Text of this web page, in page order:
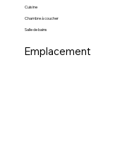
Cuisine
Chambre à coucher
Salle de bains
Emplacement